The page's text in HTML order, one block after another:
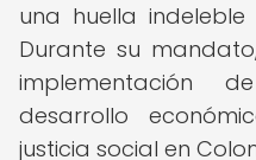
una huella
Durante su
implementación
desarrollo
justicia social en